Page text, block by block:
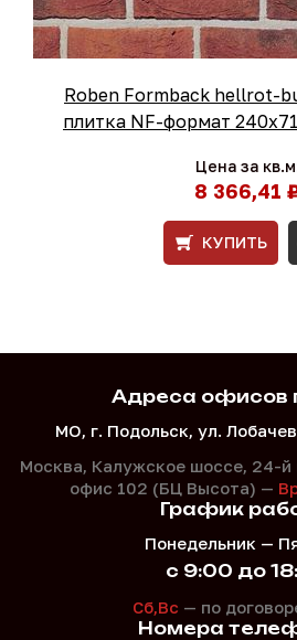
Roben Formback hellrot-
плитка NF-формат
Цена за
8 366,41
КУПИТЬ
Адреса офисов
МО, г. Подольск, ул.
Москва, Калужское шоссе, 24-й
офис 102 (БЦ Высота) —
Номера
График
Понедельник —
с 9:00 до
Сб,Вс — по